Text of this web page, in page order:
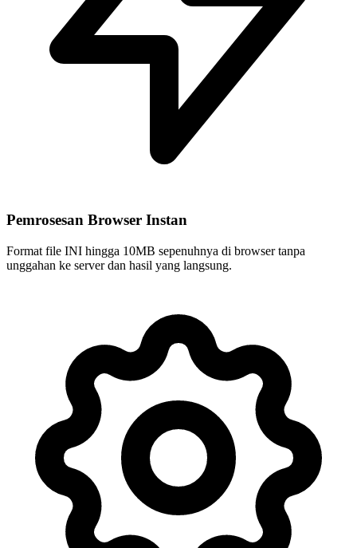
Pemrosesan Browser Instan
Format file INI hingga 10MB sepenuhnya di browser tanpa
unggahan ke server dan hasil yang langsung.